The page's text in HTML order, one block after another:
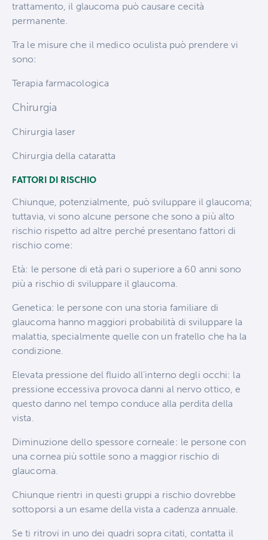
trattamento, il glaucoma può causare cecità
permanente.
Tra le misure che il medico oculista può prendere vi
sono:
Terapia farmacologica
Chirurgia
Chirurgia laser
Chirurgia della cataratta
FATTORI DI RISCHIO
Chiunque, potenzialmente, può sviluppare il glaucoma;
tuttavia, vi sono alcune persone che sono a più alto
rischio rispetto ad altre perché presentano fattori di
rischio come:
Età: le persone di età pari o superiore a 60 anni sono
più a rischio di sviluppare il glaucoma.
Genetica: le persone con una storia familiare di
glaucoma hanno maggiori probabilità di sviluppare la
malattia, specialmente quelle con un fratello che ha la
condizione.
Elevata pressione del fluido all’interno degli occhi: la
pressione eccessiva provoca danni al nervo ottico, e
questo danno nel tempo conduce alla perdita della
vista.
Diminuzione dello spessore corneale: le persone con
una cornea più sottile sono a maggior rischio di
glaucoma.
Chiunque rientri in questi gruppi a rischio dovrebbe
sottoporsi a un esame della vista a cadenza annuale.
Se ti ritrovi in uno dei quadri sopra citati, contatta il